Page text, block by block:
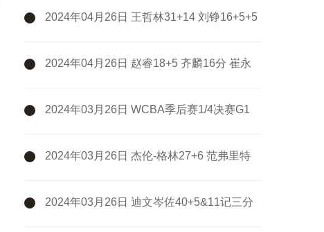
2024年04月26日 王哲林31+14 刘铮16+5+5
2024年04月26日 赵睿18+5 齐麟16分 崔永
2024年03月26日 WCBA季后赛1/4决赛G1
2024年03月26日 杰伦-格林27+6 范弗里特
2024年03月26日 迪文岑佐40+5&11记三分